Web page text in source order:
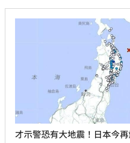
才示警恐有大地震！日本今